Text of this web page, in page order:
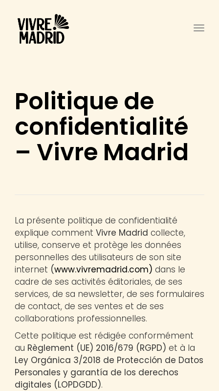
Politique de
confidentialité
– Vivre Madrid
La présente politique de confidentialité
explique comment Vivre Madrid collecte,
utilise, conserve et protège les données
personnelles des utilisateurs de son site
internet (www.vivremadrid.com) dans le
cadre de ses activités éditoriales, de ses
services, de sa newsletter, de ses formulaires
de contact, de ses ventes et de ses
collaborations professionnelles.
Cette politique est rédigée conformément
au Règlement (UE) 2016/679 (RGPD) et à la
Ley Orgánica 3/2018 de Protección de Datos
Personales y garantía de los derechos
digitales (LOPDGDD).